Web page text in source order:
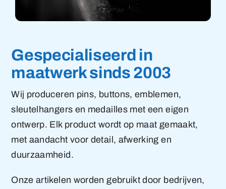
Gespecialiseerd in
maatwerk sinds 2003
Wij produceren pins, buttons, emblemen,
sleutelhangers en medailles met een eigen
ontwerp. Elk product wordt op maat gemaakt,
met aandacht voor detail, afwerking en
duurzaamheid.
Onze artikelen worden gebruikt door bedrijven,